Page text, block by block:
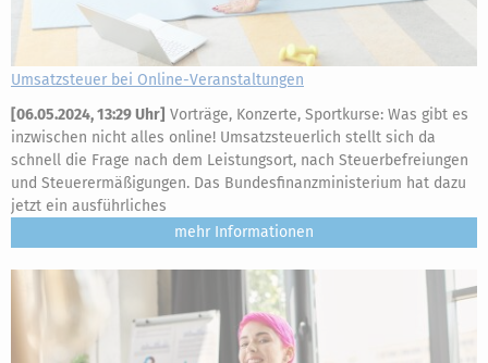
Umsatzsteuer bei Online-Veranstaltungen
[06.05.2024, 13:29 Uhr] Vorträge, Konzerte, Sportkurse: Was gibt es
inzwischen nicht alles online! Umsatzsteuerlich stellt sich da
schnell die Frage nach dem Leistungsort, nach Steuerbefreiungen
und Steuerermäßigungen. Das Bundesfinanzministerium hat dazu
jetzt ein ausführliches
mehr